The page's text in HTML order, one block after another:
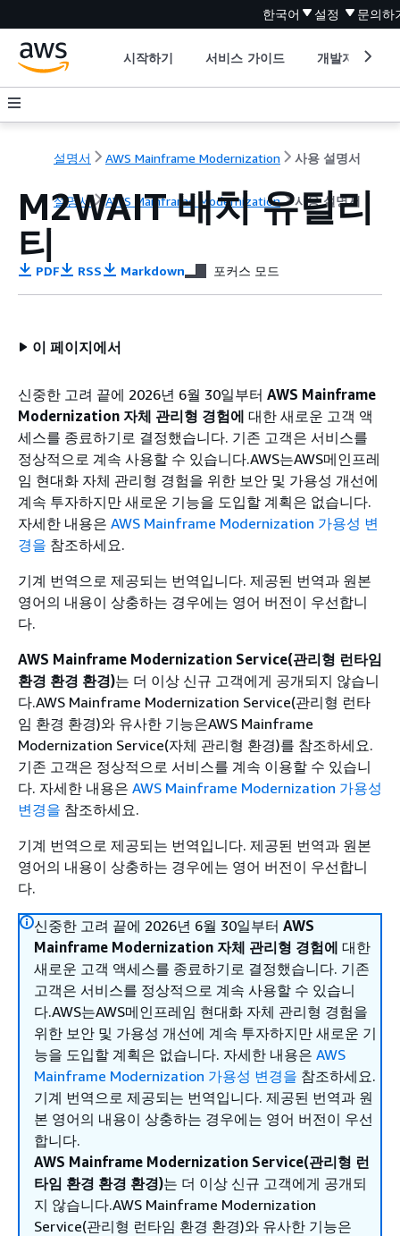
한국어 설정 문의하
시작하기 서비스 가이드 개발자 도구
설명서 AWS Mainframe Modernization 사용 설명서
설명서 AWS Mainframe Modernization 사용 설명서
M2WAIT 배치 유틸리
티
PDF RSS Markdown 포커스 모드
이 페이지에서
신중한 고려 끝에 2026년 6월 30일부터 AWS Mainframe
Modernization 자체 관리형 경험에 대한 새로운 고객 액
세스를 종료하기로 결정했습니다. 기존 고객은 서비스를
정상적으로 계속 사용할 수 있습니다.AWS는AWS메인프레
임 현대화 자체 관리형 경험을 위한 보안 및 가용성 개선에
계속 투자하지만 새로운 기능을 도입할 계획은 없습니다.
자세한 내용은 AWS Mainframe Modernization 가용성 변
경을 참조하세요.
기계 번역으로 제공되는 번역입니다. 제공된 번역과 원본
영어의 내용이 상충하는 경우에는 영어 버전이 우선합니
다.
AWS Mainframe Modernization Service(관리형 런타임
환경 환경 환경)는 더 이상 신규 고객에게 공개되지 않습니
다.AWS Mainframe Modernization Service(관리형 런타
임 환경 환경)와 유사한 기능은AWS Mainframe
Modernization Service(자체 관리형 환경)를 참조하세요.
기존 고객은 정상적으로 서비스를 계속 이용할 수 있습니
다. 자세한 내용은 AWS Mainframe Modernization 가용성
변경을 참조하세요.
기계 번역으로 제공되는 번역입니다. 제공된 번역과 원본
영어의 내용이 상충하는 경우에는 영어 버전이 우선합니
다.
신중한 고려 끝에 2026년 6월 30일부터 AWS
Mainframe Modernization 자체 관리형 경험에 대한
새로운 고객 액세스를 종료하기로 결정했습니다. 기존
고객은 서비스를 정상적으로 계속 사용할 수 있습니
다.AWS는AWS메인프레임 현대화 자체 관리형 경험을
위한 보안 및 가용성 개선에 계속 투자하지만 새로운 기
능을 도입할 계획은 없습니다. 자세한 내용은 AWS
Mainframe Modernization 가용성 변경을 참조하세요.
기계 번역으로 제공되는 번역입니다. 제공된 번역과 원
본 영어의 내용이 상충하는 경우에는 영어 버전이 우선
합니다.
AWS Mainframe Modernization Service(관리형 런
타임 환경 환경 환경)는 더 이상 신규 고객에게 공개되
지 않습니다.AWS Mainframe Modernization
Service(관리형 런타임 환경 환경)와 유사한 기능은